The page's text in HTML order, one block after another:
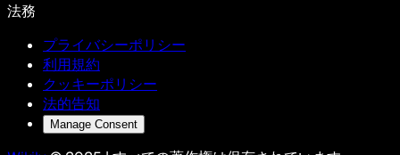
法務
プライバシーポリシー
利用規約
クッキーポリシー
法的告知
Manage Consent